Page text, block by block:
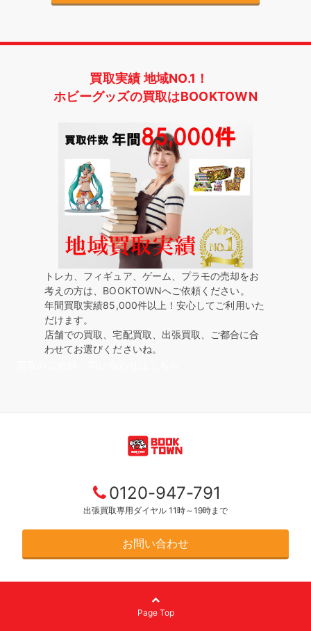
買取実績 地域NO.1！
ホビーグッズの買取はBOOKTOWN
トレカ、フィギュア、ゲーム、プラモの売却をお
考えの方は、BOOKTOWNへご依頼ください。
年間買取実績85,000件以上！安心してご利用いた
だけます。
店舗での買取、宅配買取、出張買取、ご都合に合
わせてお選びくださいね。
0120-947-791
出張買取専用ダイヤル 11時～19時まで
お問い合わせ
Page Top